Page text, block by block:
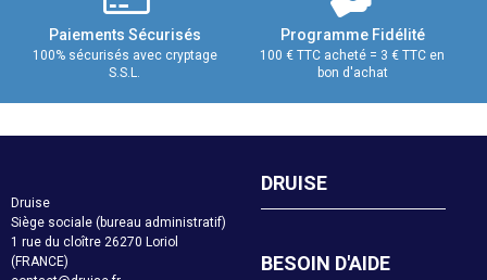
Paiements Sécurisés
100% sécurisés avec cryptage
S.S.L.
Programme Fidélité
100 € TTC acheté = 3 € TTC en
bon d'achat
Druise
Siège sociale (bureau administratif)
1 rue du cloître 26270 Loriol
(FRANCE)
DRUISE
BESOIN D'AIDE